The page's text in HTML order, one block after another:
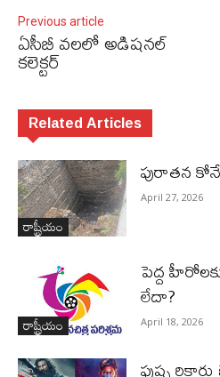
Previous article
ఏసీబీ వలలో అడిషనల్‌
కలెక్టర్‌
Related Articles
రాష్ట్రీయం
పురాత‌న
April 27, 2026
రాష్ట్రీయం
పెద్ద
లేదా?
April 18, 2026